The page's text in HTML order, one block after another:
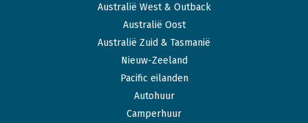
Australië West & Outback
Australië Oost
Australië Zuid & Tasmanië
Nieuw-Zeeland
Pacific eilanden
Autohuur
Camperhuur